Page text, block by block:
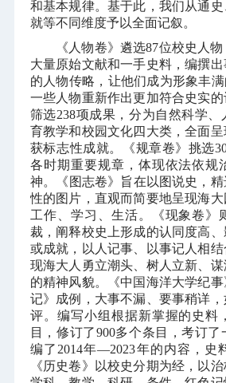
和基本规律。基于此，我们从通
就等不同维度予以全面记叙。
《人物卷》遴选87位校史人
大量原始文献和一手史料，编撰
的人物传略，让他们成为形象丰
一些人物重新作出更加符合史实的
筛选238项成果，分为自然科学、
育教学和校园文化四大类，全面
获标志性成就。《规章卷》挑选
各时期重要规章，体现依法依规
神。《图志卷》旨在以图说史，精
性的图片，直观而简要地呈现海
工作、学习、生活。《现象卷》
裁，阐释校史上形成的认同度高
或成就，以人记事、以事记人相
现海大人勇立潮头、树人立新、
的精神风貌。《中国海洋大学纪
记》成例，大事不漏、要事稍详
评。编写小组根据新掌握的史料
目，修订了900多个条目，考订了
编了 2014年—2023年的内容，史
《历史卷》以校史分期为经，以治